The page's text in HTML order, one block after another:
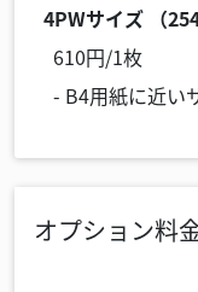
4PWサイズ （
610円/1枚
- B4用紙に近い
オプション料